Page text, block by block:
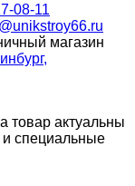
08-11
магазин
актуальны
специальные